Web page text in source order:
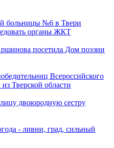
больницы №6 в Твери
органы ЖКТ
посетила Дом поэзии
Всероссийского
Тверской области
двоюродную сестру
- ливни, град, сильный